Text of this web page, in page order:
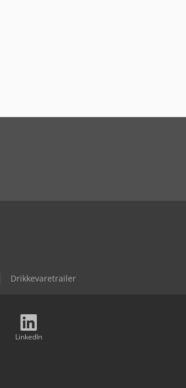
Drikkevaretrailer
LinkedIn